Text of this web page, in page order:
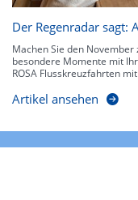
Der Regenradar sagt:
Machen Sie den
besondere Momente mit
ROSA Flusskreuzfahrten
Artikel ansehen